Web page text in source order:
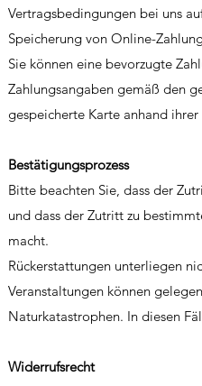
Vertragsbedingungen bei uns
Speicherung von Online-
Sie können eine bevorzugte
Zahlungsangaben gemäß den
gespeicherte Karte anhand
Bestätigungsprozess
Bitte beachten Sie, dass der
und dass der Zutritt zu
macht.
Rückerstattungen unterliegen
Veranstaltungen können
Naturkatastrophen. In diesen
Widerrufsrecht